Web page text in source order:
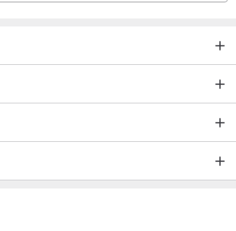
體表面的裂隙以及小平面或礦紋，都是正常
不使用設計上有嚴重瑕疵水晶、珍珠也會經
純銀（銀鍍金）為主、24K金、18K金，其